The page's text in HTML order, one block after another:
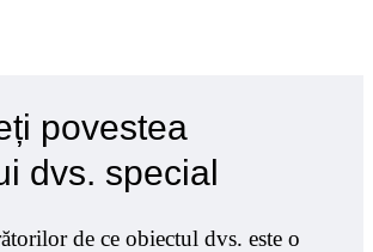
povestea
dvs. special
de ce obiectul dvs. este o